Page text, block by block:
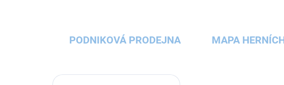
PODNIKOVÁ PRODEJNA MAPA